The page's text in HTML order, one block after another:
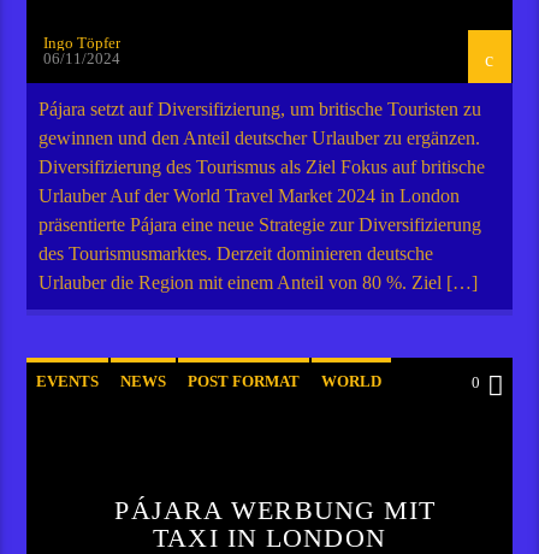
Ingo Töpfer
06/11/2024
Pájara setzt auf Diversifizierung, um britische Touristen zu
gewinnen und den Anteil deutscher Urlauber zu ergänzen.
Diversifizierung des Tourismus als Ziel Fokus auf britische
Urlauber Auf der World Travel Market 2024 in London
präsentierte Pájara eine neue Strategie zur Diversifizierung
des Tourismusmarktes. Derzeit dominieren deutsche
Urlauber die Region mit einem Anteil von 80 %. Ziel […]
EVENTS NEWS POST FORMAT WORLD 0
PÁJARA WERBUNG MIT
TAXI IN LONDON